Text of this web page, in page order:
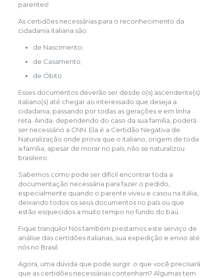
parentes!
As certidões necessárias para o reconhecimento da
cidadania italiana são:
de Nascimento;
de Casamento;
de Óbito.
Esses documentos deverão ser desde o(s) ascendente(s)
italiano(s) até chegar ao interessado que deseja a
cidadania, passando por todas as gerações e em linha
reta. Ainda, dependendo do caso da sua família, poderá
ser necessário a CNN. Ela é a Certidão Negativa de
Naturalização onde prova que o italiano, origem de toda
a família, apesar de morar no país, não se naturalizou
brasileiro.
Sabemos como pode ser difícil encontrar toda a
documentação necessária para fazer o pedido,
especialmente quando o parente viveu e casou na Itália,
deixando todos os seus documentos no país ou que
estão esquecidos a muito tempo no fundo do baú.
Fique tranquilo! Nós também prestamos este serviço de
análise das certidões italianas, sua expedição e envio até
nós no Brasil.
Agora, uma dúvida que pode surgir: o que você precisará
que as certidões necessárias contenham? Algumas tem